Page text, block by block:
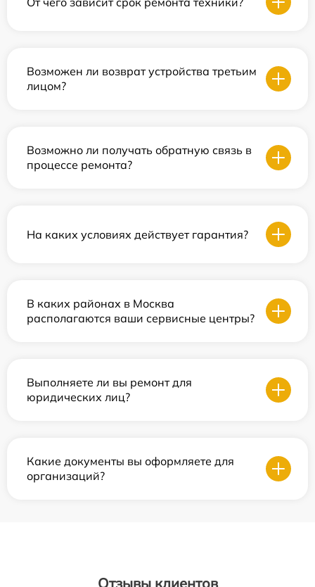
Возможен ли возврат устройства третьим
лицом?
Возможно ли получать обратную связь в
процессе ремонта?
На каких условиях действует гарантия?
В каких районах в Москва
располагаются ваши сервисные центры?
Выполняете ли вы ремонт для
юридических лиц?
Какие документы вы оформляете для
организаций?
Отзывы клиентов